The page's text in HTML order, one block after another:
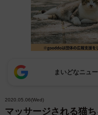
まいどなニュ
2020.05.06(Wed)
マッサージされる猫